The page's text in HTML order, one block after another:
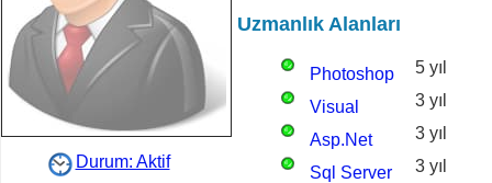
Durum: Aktif
Uzmanlık Alanları
Photoshop 5 yıl
Visual
Studio
3 yıl
Asp.Net 3 yıl
Sql Server 3 yıl